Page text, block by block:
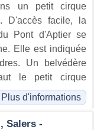
un petit cirque
D'accès facile, la
Pont d'Aptier se
Elle est indiquée
Un belvédère
le petit cirque
Plus d'informations
Salers -